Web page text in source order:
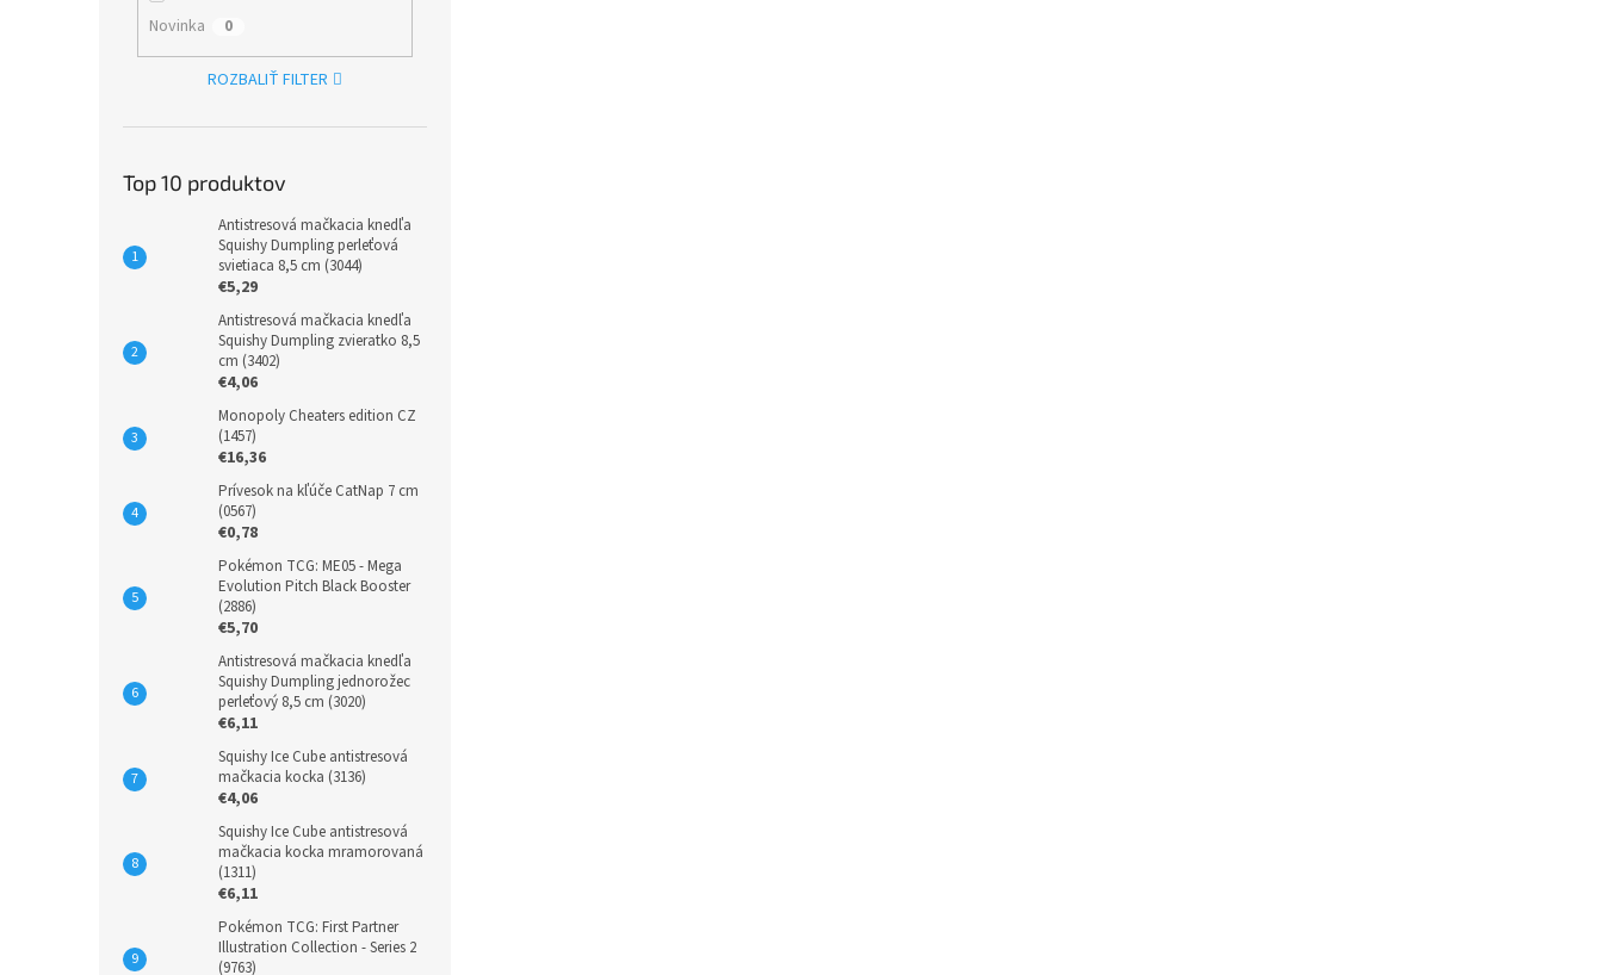
Novinka 0
ROZBALIŤ FILTER
Top 10 produktov
Antistresová mačkacia knedľa
Squishy Dumpling perleťová
svietiaca 8,5 cm (3044)
€5,29
Antistresová mačkacia knedľa
Squishy Dumpling zvieratko 8,5
cm (3402)
€4,06
Monopoly Cheaters edition CZ
(1457)
€16,36
Prívesok na kľúče CatNap 7 cm
(0567)
€0,78
Pokémon TCG: ME05 - Mega
Evolution Pitch Black Booster
(2886)
€5,70
Antistresová mačkacia knedľa
Squishy Dumpling jednorožec
perleťový 8,5 cm (3020)
€6,11
Squishy Ice Cube antistresová
mačkacia kocka (3136)
€4,06
Squishy Ice Cube antistresová
mačkacia kocka mramorovaná
(1311)
€6,11
Pokémon TCG: First Partner
Illustration Collection - Series 2
(9763)